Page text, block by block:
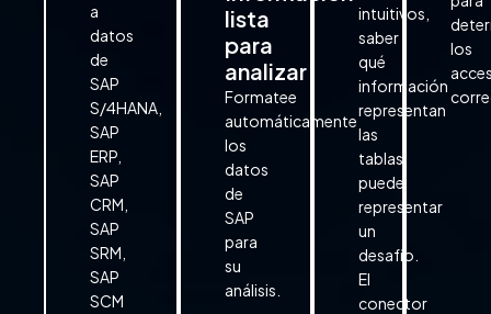
a
datos
de
SAP
S/4HANA,
SAP
ERP,
SAP
CRM,
SAP
SRM,
SAP
SCM
lista
para
analizar
Formatee
automáticamente
los
datos
de
SAP
para
su
análisis.
intuitivos,
saber
qué
información
representan
las
tablas
puede
representar
un
desafío.
El
conector
los